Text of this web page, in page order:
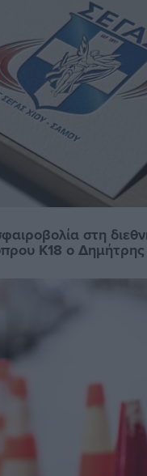
στη
Κ18 ο Δημήτρης